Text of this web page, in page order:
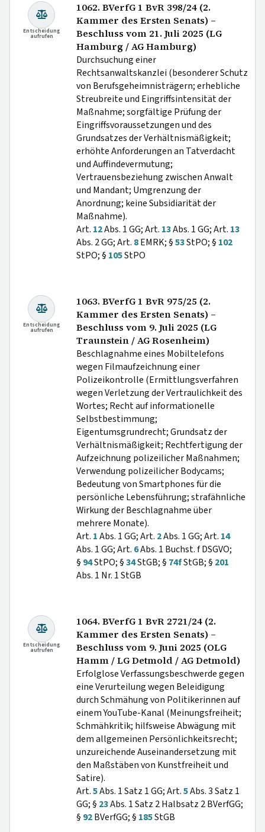
Entscheidung
aufrufen
1062. BVerfG 1 BvR 398/24 (2.
Kammer des Ersten Senats) –
Beschluss vom 21. Juli 2025 (LG
Hamburg / AG Hamburg)
Durchsuchung einer
Rechtsanwaltskanzlei (besonderer Schutz
von Berufsgeheimnisträgern; erhebliche
Streubreite und Eingriffsintensität der
Maßnahme; sorgfältige Prüfung der
Eingriffsvoraussetzungen und des
Grundsatzes der Verhältnismäßigkeit;
erhöhte Anforderungen an Tatverdacht
und Auffindevermutung;
Vertrauensbeziehung zwischen Anwalt
und Mandant; Umgrenzung der
Anordnung; keine Subsidiarität der
Maßnahme).
Art. 12Abs. 1 GG; Art. 13Abs. 1 GG; Art. 13
Abs. 2 GG; Art. 8EMRK; §53StPO; § 102
StPO; § 105StPO
Entscheidung
aufrufen
1063. BVerfG 1 BvR 975/25 (2.
Kammer des Ersten Senats) –
Beschluss vom 9. Juli 2025 (LG
Traunstein / AG Rosenheim)
Beschlagnahme eines Mobiltelefons
wegen Filmaufzeichnung einer
Polizeikontrolle (Ermittlungsverfahren
wegen Verletzung der Vertraulichkeit des
Wortes; Recht auf informationelle
Selbstbestimmung;
Eigentumsgrundrecht; Grundsatz der
Verhältnismäßigkeit; Rechtfertigung der
Aufzeichnung polizeilicher Maßnahmen;
Verwendung polizeilicher Bodycams;
Bedeutung von Smartphones für die
persönliche Lebensführung; strafähnliche
Wirkung der Beschlagnahme über
mehrere Monate).
Art. 1Abs. 1 GG; Art. 2Abs. 1 GG; Art. 14
Abs. 1 GG; Art. 6Abs. 1 Buchst. f DSGVO;
§ 94StPO; §34StGB; § 74fStGB; § 201
Abs. 1 Nr. 1 StGB
Entscheidung
aufrufen
1064. BVerfG 1 BvR 2721/24 (2.
Kammer des Ersten Senats) –
Beschluss vom 9. Juni 2025 (OLG
Hamm / LG Detmold / AG Detmold)
Erfolglose Verfassungsbeschwerde gegen
eine Verurteilung wegen Beleidigung
durch Schmähung von Politikerinnen auf
einem YouTube-Kanal (Meinungsfreiheit;
Schmähkritik; hilfsweise Abwägung mit
dem allgemeinen Persönlichkeitsrecht;
unzureichende Auseinandersetzung mit
den Maßstäben von Kunstfreiheit und
Satire).
Art.5Abs. 1 Satz 1 GG; Art.5Abs. 3 Satz 1
GG; § 23Abs. 1 Satz 2 Halbsatz 2 BVerfGG;
§ 92BVerfGG; § 185StGB